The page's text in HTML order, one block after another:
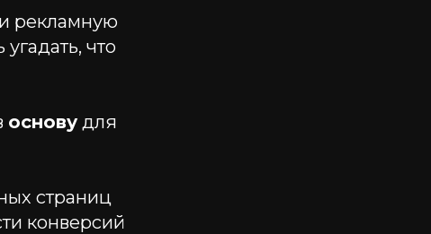
рекламную
что
основу для
страниц
конверсий